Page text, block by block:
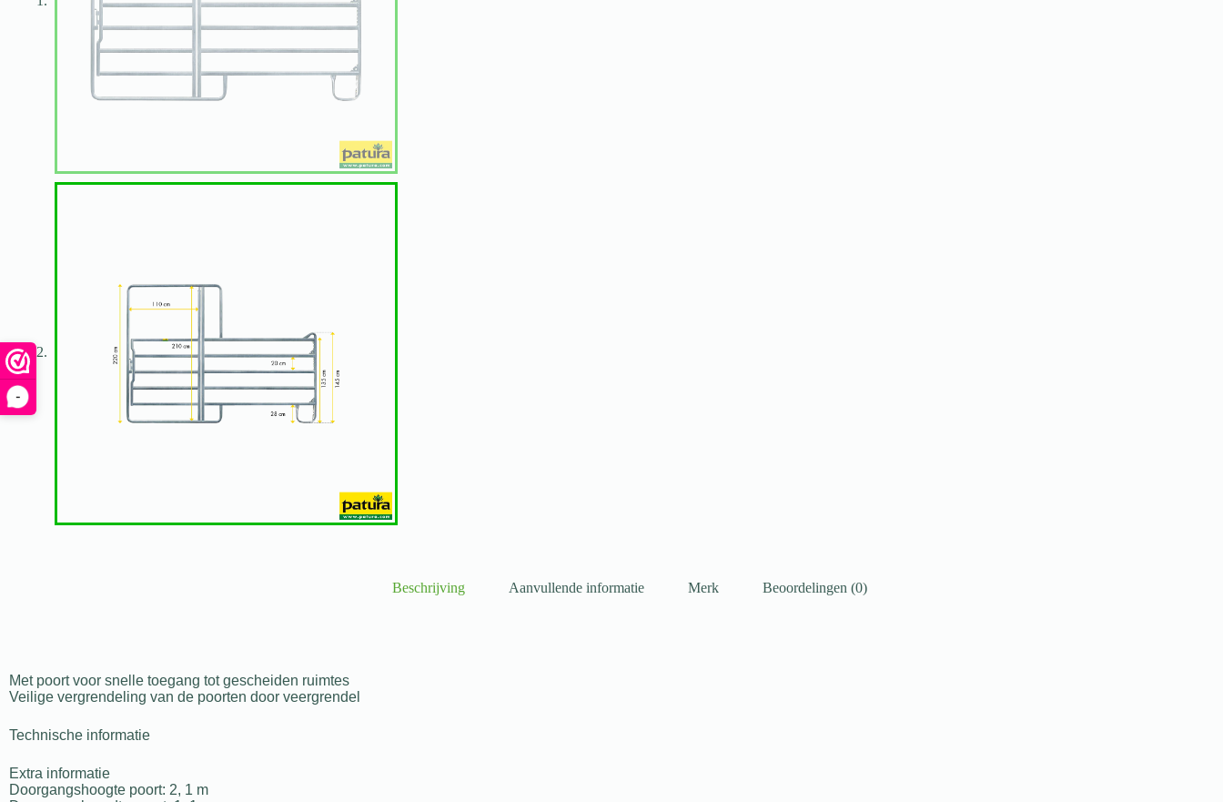
-
Beschrijving Aanvullende informatie Merk Beoordelingen (0)
Met poort voor snelle toegang tot gescheiden ruimtes
Veilige vergrendeling van de poorten door veergrendel
Technische informatie
Extra informatie
Doorgangshoogte poort: 2, 1 m